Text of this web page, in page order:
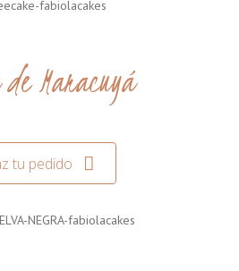
Maracuyá
tu pedido